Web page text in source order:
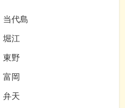
当代島
堀江
東野
富岡
弁天